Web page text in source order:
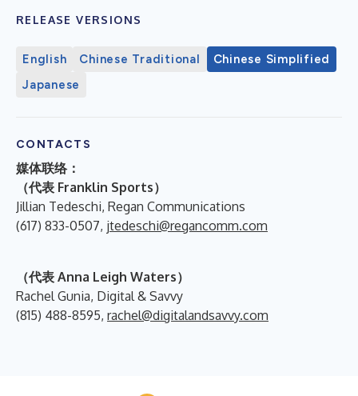
RELEASE VERSIONS
English Chinese Traditional
Chinese Simplified
Japanese
CONTACTS
媒体联络：
（代表 Franklin Sports）
Jillian Tedeschi, Regan Communications
(617) 833-0507, jtedeschi@regancomm.com
（代表 Anna Leigh Waters）
Rachel Gunia, Digital & Savvy
(815) 488-8595, rachel@digitalandsavvy.com